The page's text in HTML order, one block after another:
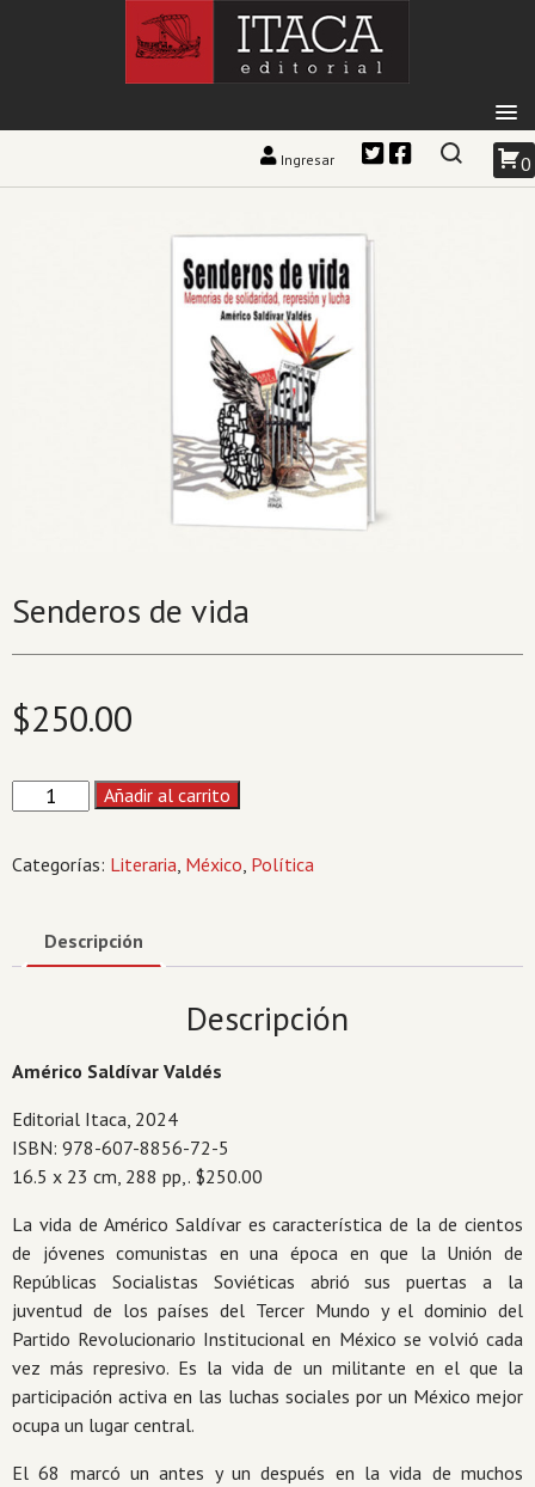
Ingresar 0
Senderos de vida
$250.00
Senderos
cantidad
Añadir al carrito
Categorías: Literaria, México, Política
Descripción
Descripción
Américo Saldívar Valdés
Editorial Itaca, 2024
ISBN: 978-607-8856-72-5
16.5 x 23 cm, 288 pp,. $250.00
La vida de Américo Saldívar es característica de la de cientos
de jóve­nes comunistas en una época en que la Unión de
Repúblicas Socialis­tas Soviéticas abrió sus puertas a la
juventud de los países del Tercer Mundo y el dominio del
Partido Revolucionario Institucional en México se volvió cada
vez más represivo. Es la vida de un militante en el que la
participación activa en las luchas sociales por un México mejor
ocu­pa un lugar central.
El 68 marcó un antes y un después en la vida de muchos